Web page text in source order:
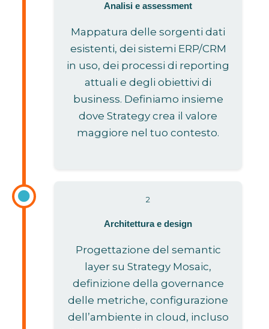
Analisi e assessment
Mappatura delle sorgenti dati
esistenti, dei sistemi ERP/CRM
in uso, dei processi di reporting
attuali e degli obiettivi di
business. Definiamo insieme
dove Strategy crea il valore
maggiore nel tuo contesto.
2
Architettura e design
Progettazione del semantic
layer su Strategy Mosaic,
definizione della governance
delle metriche, configurazione
dell’ambiente in cloud, incluso